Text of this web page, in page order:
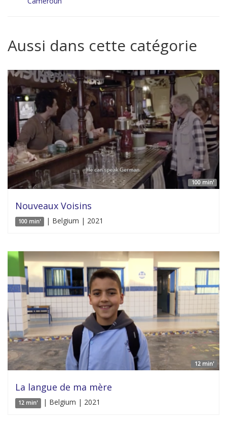
Aussi dans cette catégorie
100 min'
Nouveaux Voisins
100 min' | Belgium | 2021
12 min'
La langue de ma mère
12 min' | Belgium | 2021